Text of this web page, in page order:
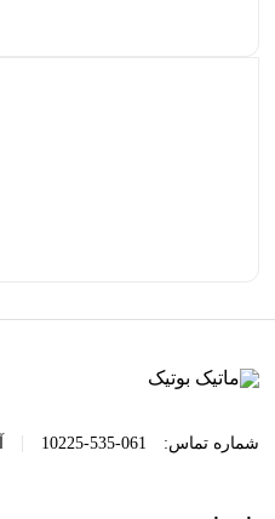
شماره تماس: 061-535-10225
|